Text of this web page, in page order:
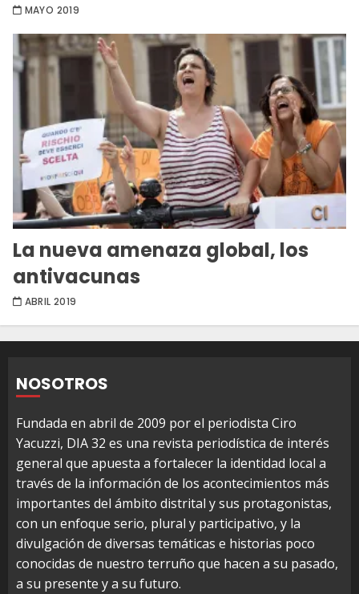
MAYO 2019
La nueva amenaza global, los
antivacunas
ABRIL 2019
NOSOTROS
Fundada en abril de 2009 por el periodista Ciro
Yacuzzi, DIA 32 es una revista periodística de interés
general que apuesta a fortalecer la identidad local a
través de la información de los acontecimientos más
importantes del ámbito distrital y sus protagonistas,
con un enfoque serio, plural y participativo, y la
divulgación de diversas temáticas e historias poco
conocidas de nuestro terruño que hacen a su pasado,
a su presente y a su futuro.